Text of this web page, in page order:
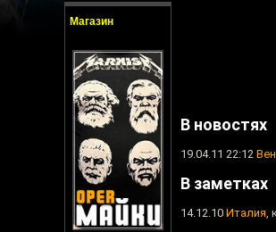
Магазин
В новостях
19.04.11 22:12
В заметках
14.12.10 Италия,